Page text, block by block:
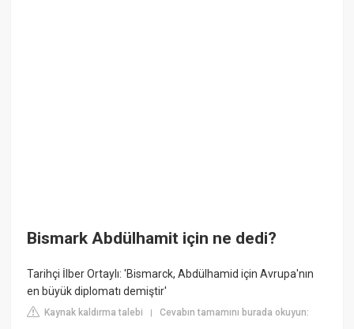
Bismark Abdülhamit için ne dedi?
Tarihçi İlber Ortaylı: 'Bismarck, Abdülhamid için Avrupa'nın
en büyük diplomatı demiştir'
Kaynak kaldırma talebi |Cevabın tamamını burada okuyun: